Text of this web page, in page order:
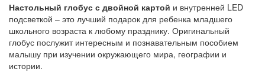
Настольный глобус с двойной картой и внутренней LED
подсветкой – это лучший подарок для ребенка младшего
школьного возраста к любому празднику. Оригинальный
глобус послужит интересным и познавательным пособием
малышу при изучении окружающего мира, географии и
истории.